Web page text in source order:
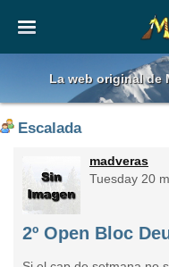
La web original de
Escalada
madveras
Tuesday 20
2º Open Bloc